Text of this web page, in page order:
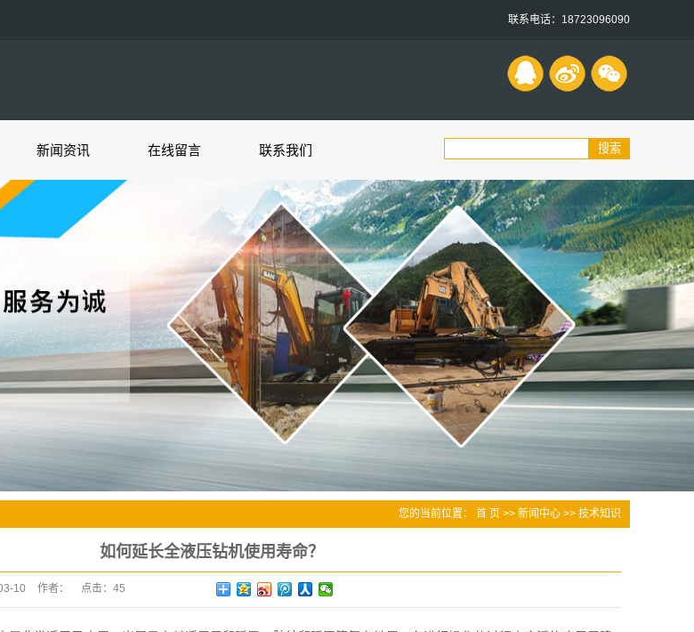
联系电话：‭18723096090‬
新闻资讯
公司新闻
在线留言 联系我们
您的当前位置： 首 页 >> 新闻中心 >> 技术知识
如何延长全液压钻机使用寿命？
10 作者： 点击： 45